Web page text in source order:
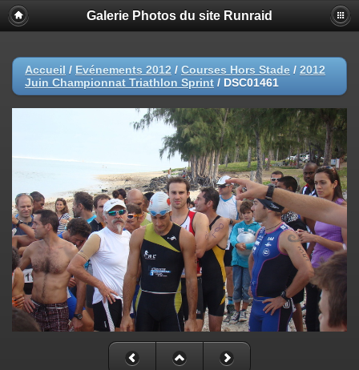
Galerie Photos du site Runraid
Accueil / Evénements 2012 / Courses Hors Stade / 2012
Juin Championnat Triathlon Sprint / DSC01461